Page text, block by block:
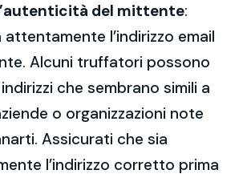
del mittente:
l’indirizzo email
Alcuni truffatori possono
che sembrano simili a
o organizzazioni note
Assicurati che sia
l’indirizzo corretto prima